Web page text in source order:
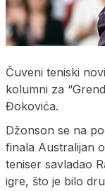
Čuveni teniski
kolumni za
Đokovića.
Džonson se na
finala Australijan
teniser savladao
igre, što je bilo